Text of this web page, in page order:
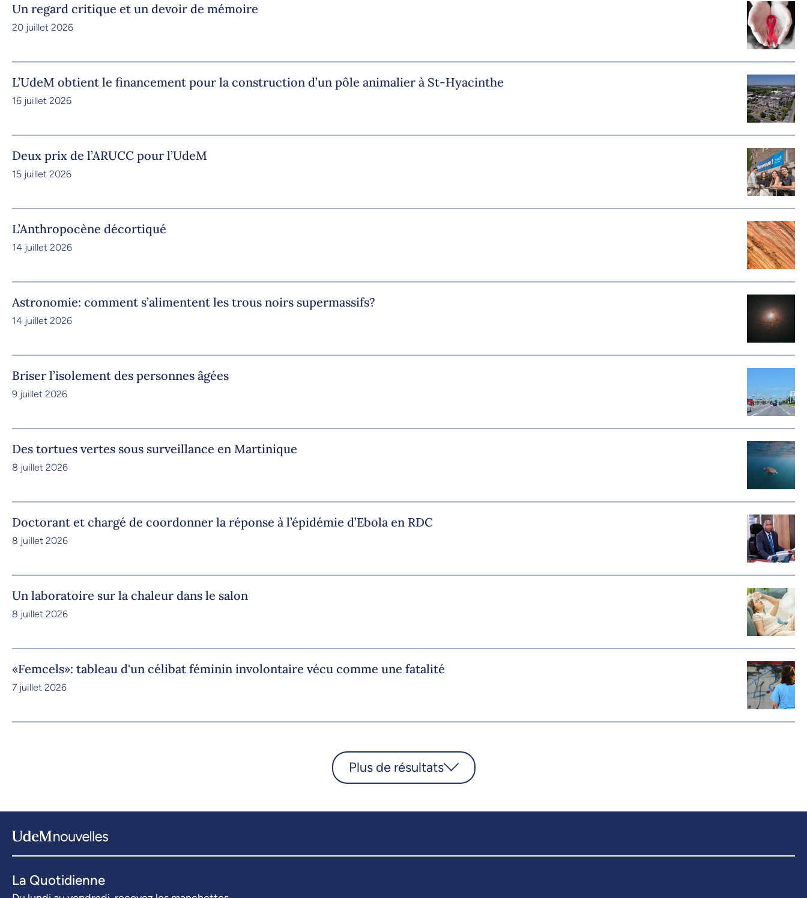
Un regard critique et un devoir de mémoire
20 juillet 2026
L’UdeM obtient le financement pour la construction d’un pôle animalier à St-Hyacinthe
16 juillet 2026
Deux prix de l’ARUCC pour l’UdeM
15 juillet 2026
L’Anthropocène décortiqué
14 juillet 2026
Astronomie: comment s’alimentent les trous noirs supermassifs?
14 juillet 2026
Briser l’isolement des personnes âgées
9 juillet 2026
Des tortues vertes sous surveillance en Martinique
8 juillet 2026
Doctorant et chargé de coordonner la réponse à l’épidémie d’Ebola en RDC
8 juillet 2026
Un laboratoire sur la chaleur dans le salon
8 juillet 2026
«Femcels»: tableau d'un célibat féminin involontaire vécu comme une fatalité
7 juillet 2026
Plus de résultats
La Quotidienne